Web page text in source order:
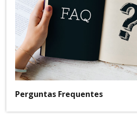
Perguntas Frequentes